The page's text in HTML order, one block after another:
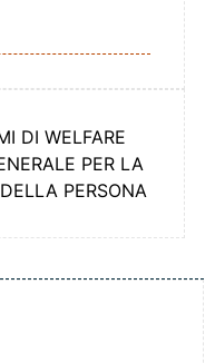
DI WELFARE
PER LA
PERSONA